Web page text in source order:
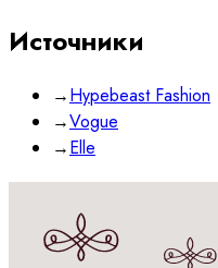
Источники
→Hypebeast Fashion
→Vogue
→Elle